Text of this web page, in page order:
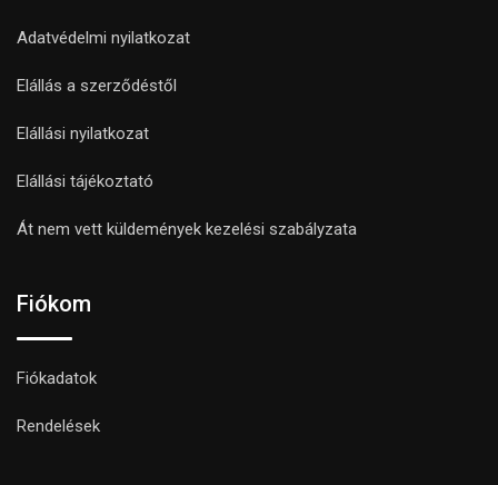
Adatvédelmi nyilatkozat
Elállás a szerződéstől
Elállási nyilatkozat
Elállási tájékoztató
Át nem vett küldemények kezelési szabályzata
Fiókom
Fiókadatok
Rendelések